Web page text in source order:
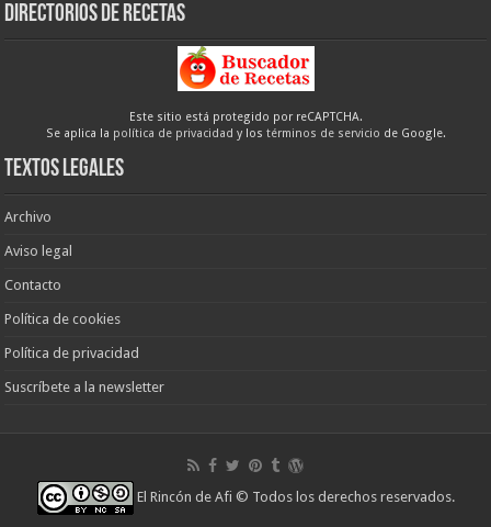
Directorios de recetas
Este sitio está protegido por reCAPTCHA.
Se aplica la política de privacidad y los términos de servicio de Google.
Textos legales
Archivo
Aviso legal
Contacto
Política de cookies
Política de privacidad
Suscríbete a la newsletter
El Rincón de Afi © Todos los derechos reservados.